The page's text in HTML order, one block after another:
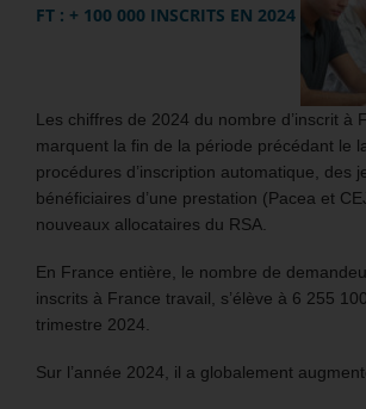
FT : + 100 000 INSCRITS EN 2024
Les chiffres de 2024 du nombre d’inscrit à
marquent la fin de la période précédant le
procédures d’inscription automatique, des
bénéficiaires d’une prestation (Pacea et
nouveaux allocataires du RSA.
En France entière, le nombre de
inscrits à France travail, s’élève à 6 255
trimestre 2024.
Sur l’année 2024, il a globalement